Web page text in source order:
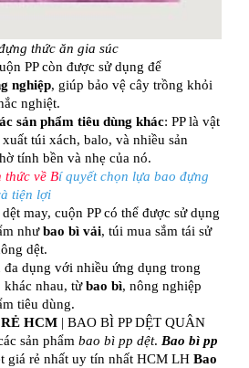
thức ăn gia súc
PP còn được sử dụng để
nghiệp, giúp bảo vệ cây trồng khỏi
nghiệt.
sản phẩm tiêu dùng khác: PP là vật
túi xách, balo, và nhiều sản
tính bền và nhẹ của nó.
thức về Bí quyết chọn lựa bao đựng
tiện lợi
may, cuộn PP có thể được sử dụng
nhưbao bì vải, túi mua sắm tái sử
dệt.
đa dụng với nhiều ứng dụng trong
khác nhau, từbao bì, nông nghiệp
tiêu dùng.
HCM | BAO BÌ PP DỆT QUÂN
sản phẩm bao bì pp dệt. Bao bì pp
giá rẻ nhất uy tín nhất HCM LH Bao